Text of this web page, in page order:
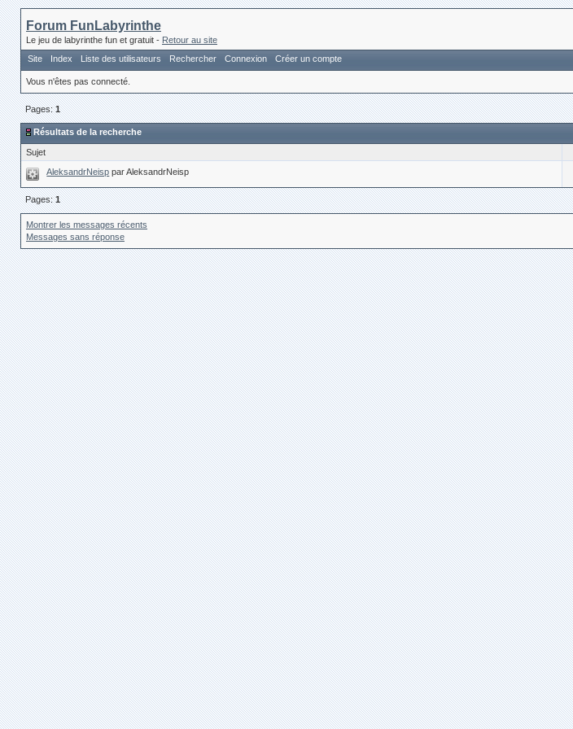
Forum FunLabyrinthe
Le jeu de labyrinthe fun et gratuit - Retour au site
Site
Index Liste des utilisateurs Rechercher Connexion Créer un compte
Vous n'êtes pas connecté.
Pages:1
Résultats de la recherche
Sujet
AleksandrNeisp par AleksandrNeisp
Pages:1
Montrer les messages récents
Messages sans réponse